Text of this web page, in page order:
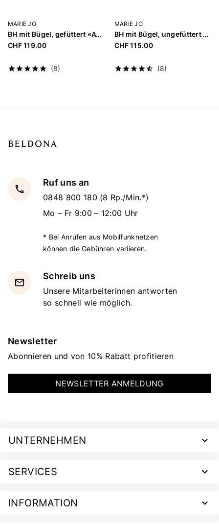
MARIE JO
BH mit Bügel, gefüttert «Avero»
CHF 119.00
(8)
MARIE JO
BH mit Bügel, ungefüttert «Avero»
CHF 115.00
(8)
local_phone
Ruf uns an
0848 800 180 (8 Rp./Min.*)
Mo – Fr 9:00 – 12:00 Uhr
* Bei Anrufen aus Mobilfunknetzen
können die Gebühren variieren.
email
Schreib uns
Unsere Mitarbeiterinnen antworten
so schnell wie möglich.
Newsletter
Abonnieren und von 10% Rabatt profitieren
NEWSLETTER ANMELDUNG
UNTERNEHMEN
SERVICES
INFORMATION